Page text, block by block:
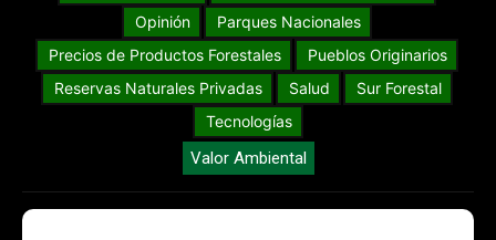
Opinión
Parques Nacionales
Precios de Productos Forestales
Pueblos Originarios
Reservas Naturales Privadas
Salud
Sur Forestal
Tecnologías
Valor Ambiental